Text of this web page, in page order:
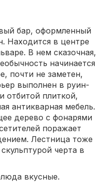
бар, оформленный
Находится в центре
В нем сказочная,
начинается
почти не заметен,
выполнен в руин-
отбитой плиткой,
антикварная мебель.
дерево с фонарями
поражает
Лестница тоже
черта в
вкусные.